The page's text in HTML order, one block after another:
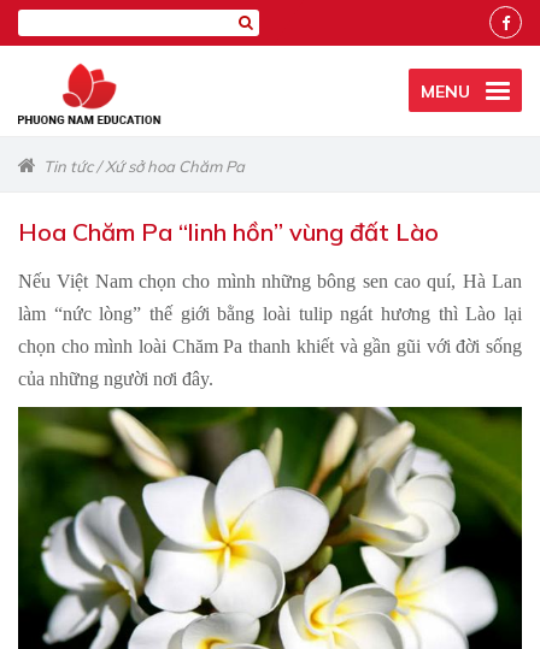
MENU
Tin tức/Xứ sở hoa Chăm Pa
Hoa Chăm Pa “linh hồn” vùng đất Lào
Nếu Việt Nam chọn cho mình những bông sen cao quí, Hà Lan
làm “nức lòng” thế giới bằng loài tulip ngát hương thì Lào lại
chọn cho mình loài Chăm Pa thanh khiết và gần gũi với đời sống
của những người nơi đây.